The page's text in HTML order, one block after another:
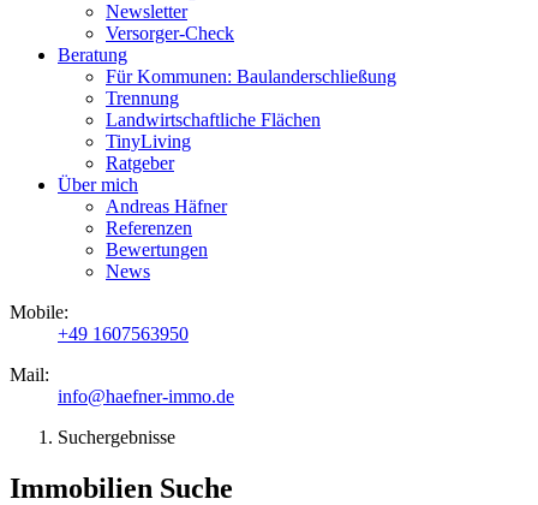
Newsletter
Versorger-Check
Beratung
Für Kommunen:­ Baulanderschließung
Trennung
Landwirtschaftliche Flächen
TinyLiving
Ratgeber
Über mich
Andreas Häfner
Referenzen
Bewertungen
News
Mobile:
+49 1607563950
Mail:
info@haefner-immo.de
Suchergebnisse
Immobilien Suche